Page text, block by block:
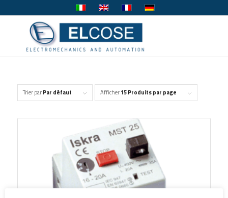
Trier parPar défaut Afficher15 Produits par page